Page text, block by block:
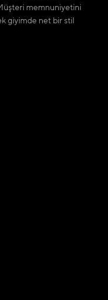
memnuniyetini
giyimde net bir stil